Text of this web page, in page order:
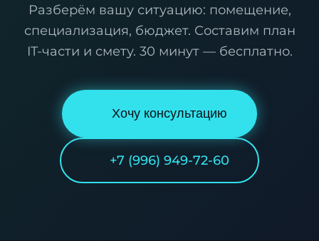
Разберём вашу ситуацию: помещение,
специализация, бюджет. Составим план
IT-части и смету. 30 минут — бесплатно.
Хочу консультацию
+7 (996) 949-72-60